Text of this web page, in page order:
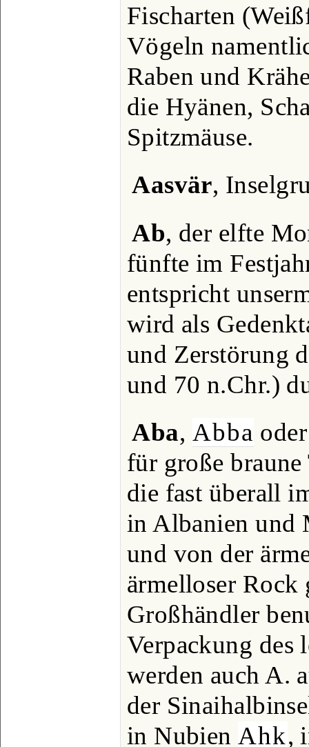
Fischarten
Vögeln
Raben und
die Hyänen,
Spitzmäuse.
Aasvär,
Ab, der elfte
fünfte im
entspricht
wird als
und Zerstörung
und 70 n.Chr.)
Aba, Abba
für große
die fast überall
in Albanien und
und von der
ärmelloser Rock
Großhändler
Verpackung des
werden auch A.
der
in Nubien Ahk,